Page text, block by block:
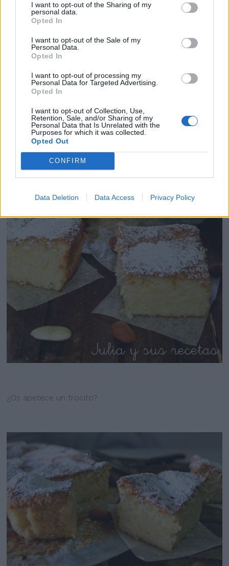
I want to opt-out of the Sharing of my
personal data.
Opted In
I want to opt-out of the Sale of my
Personal Data.
Opted In
I want to opt-out of processing my
Personal Data for Targeted Advertising.
Opted In
I want to opt-out of Collection, Use,
Retention, Sale, and/or Sharing of my
Personal Data that Is Unrelated with the
Purposes for which it was collected.
Opted Out
CONFIRM
Data Deletion Data Access Privacy Policy
azúcar glas.
¿Os apetece un trocito?